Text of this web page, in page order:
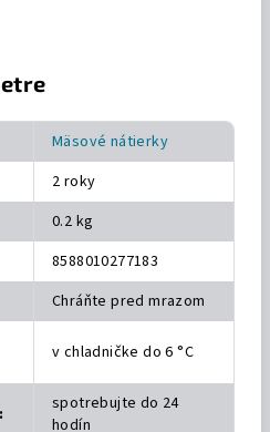
Mäsové nátierky
2 roky
0.2 kg
8588010277183
Chráňte pred mrazom
v chladničke do 6 °C
:
spotrebujte do 24
hodín